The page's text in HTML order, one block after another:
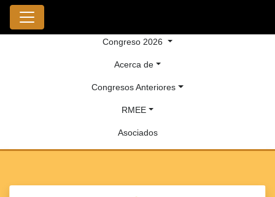
Congreso 2026
Acerca de
Congresos Anteriores
RMEE
Asociados